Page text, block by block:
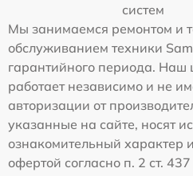
систем
Мы занимаемся ремонтом и
обслуживанием техники
гарантийного периода. Наш
работает независимо и не
авторизации от
указанные на сайте, носят
ознакомительный характер
офертой согласно п. 2 ст.